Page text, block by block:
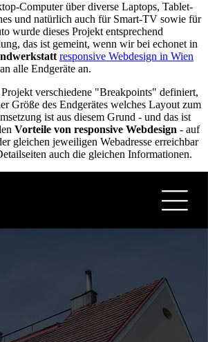
Computer über diverse Laptops, Tablet-
und natürlich auch für Smart-TV sowie für
wurde dieses Projekt entsprechend
das ist gemeint, wenn wir bei echonet in
responsive Webdesign in Wien
alle Endgeräte an.
verschiedene "Breakpoints" definiert,
Größe des Endgerätes welches Layout zum
ist aus diesem Grund - und das ist
Vorteile von responsive Webdesign - auf
gleichen jeweiligen Webadresse erreichbar
auch die gleichen Informationen.